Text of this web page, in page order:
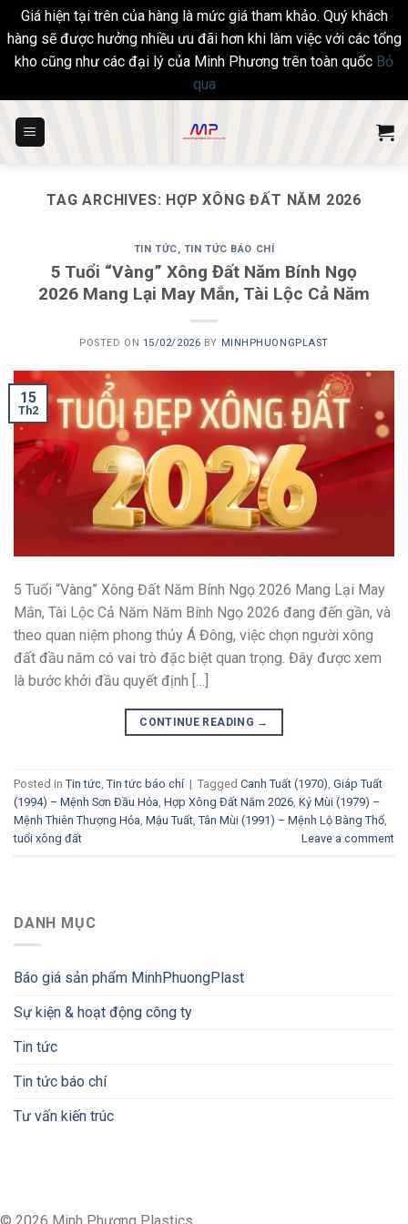
Giá hiện tại trên của hàng là mức giá tham khảo. Quý khách
hàng sẽ được hưởng nhiều ưu đãi hơn khi làm việc với các tổng
kho cũng như các đại lý của Minh Phương trên toàn quốc Bỏ
qua
TAG ARCHIVES: HỢP XÔNG ĐẤT NĂM 2026
TIN TỨC, TIN TỨC BÁO CHÍ
5 Tuổi “Vàng” Xông Đất Năm Bính Ngọ
2026 Mang Lại May Mắn, Tài Lộc Cả Năm
POSTED ON 15/02/2026 BY MINHPHUONGPLAST
15
Th2
5 Tuổi “Vàng” Xông Đất Năm Bính Ngọ 2026 Mang Lại May
Mắn, Tài Lộc Cả Năm Năm Bính Ngọ 2026 đang đến gần, và
theo quan niệm phong thủy Á Đông, việc chọn người xông
đất đầu năm có vai trò đặc biệt quan trọng. Đây được xem
là bước khởi đầu quyết định […]
CONTINUE READING →
Posted in Tin tức, Tin tức báo chí | Tagged Canh Tuất (1970), Giáp Tuất
(1994) – Mệnh Sơn Đầu Hỏa, Hợp Xông Đất Năm 2026, Kỷ Mùi (1979) –
Mệnh Thiên Thượng Hỏa, Mậu Tuất, Tân Mùi (1991) – Mệnh Lộ Bàng Thổ,
tuổi xông đất
Leave a comment
DANH MỤC
Báo giá sản phẩm MinhPhuongPlast
Sự kiện & hoạt động công ty
Tin tức
Tin tức báo chí
Tư vấn kiến trúc